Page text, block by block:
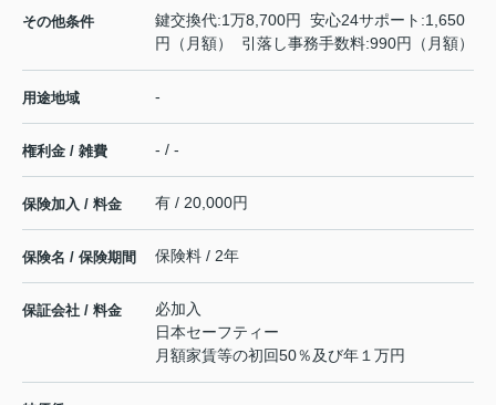
その他条件
鍵交換代:1万8,700円 安心24サポート:1,650
円（月額） 引落し事務手数料:990円（月額）
用途地域 -
権利金 / 雑費 - / -
保険加入 / 料金 有 / 20,000円
保険名 / 保険期間 保険料 / 2年
保証会社 / 料金
必加入
日本セーフティー
月額家賃等の初回50％及び年１万円